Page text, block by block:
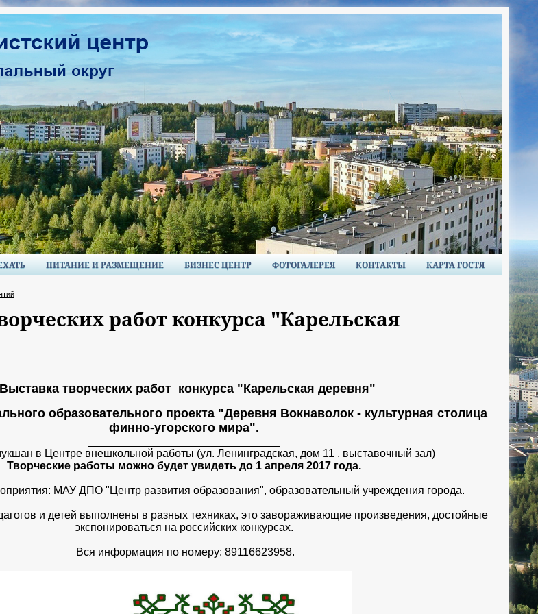
ПИТАНИЕ И РАЗМЕЩЕНИЕ БИЗНЕС ЦЕНТР ФОТОГАЛЕРЕЯ КОНТАКТЫ КАРТА ГОСТЯ
работ конкурса "Карельская
Выставка творческих работ конкурса "Карельская деревня"
образовательного проекта "Деревня Вокнаволок - культурная столица
финно-угорского мира".
в Центре внешкольной работы (ул. Ленинградская, дом 11 , выставочный зал)
Творческие работы можно будет увидеть до 1 апреля 2017 года.
МАУ ДПО "Центр развития образования", образовательный учреждения города.
и детей выполнены в разных техниках, это завораживающие произведения, достойные
экспонироваться на российских конкурсах.
Вся информация по номеру: 89116623958.